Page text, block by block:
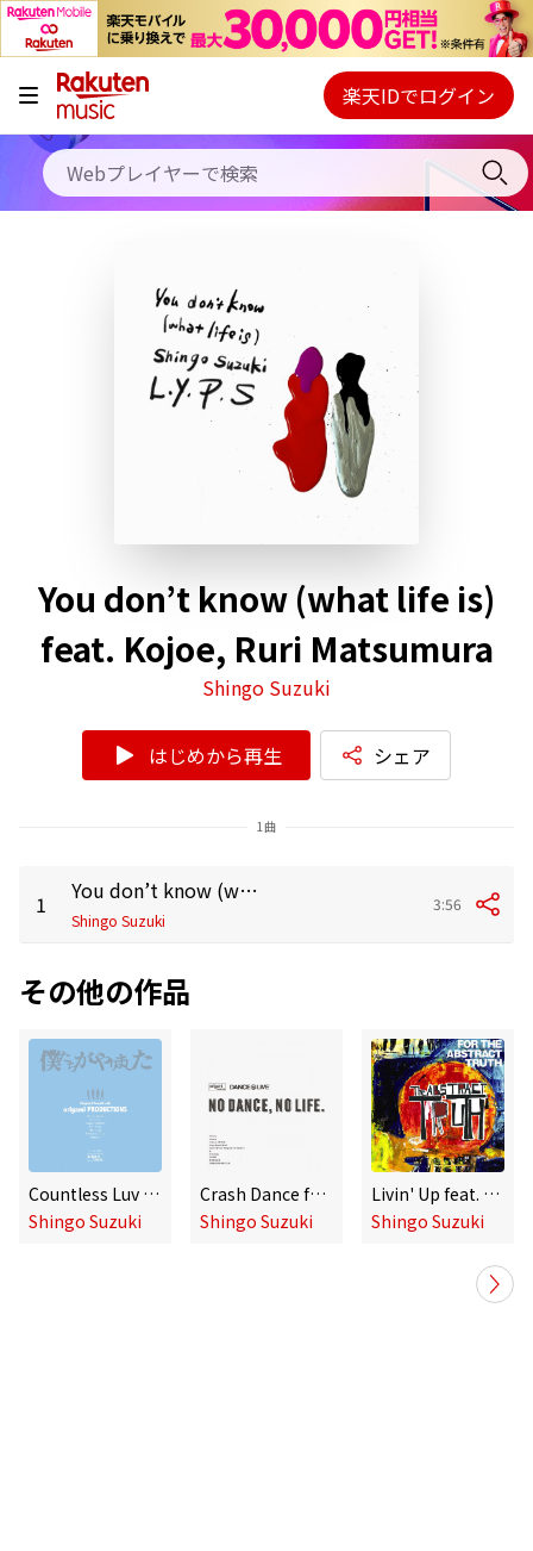
キャンペーン
料金プラン
使い方
初回30日間無料お試し
Webプレイヤー
ご契約内容の確認・変更
楽天IDでログイン
You don’t know (what life is)
feat. Kojoe, Ruri Matsumura
Shingo Suzuki
はじめから再生 シェア
1曲
1 You don’t know (what life is) feat. Kojoe, Ruri Matsumura
Shingo Suzuki
3:56
その他の作品
Countless Luv feat. Nenashi
Shingo Suzuki
Crash Dance feat. Hiro-a-key
Shingo Suzuki
Livin' Up feat. 20syl and DJ Geem from Hocus Pocus and Ol' K
Shingo Suzuki